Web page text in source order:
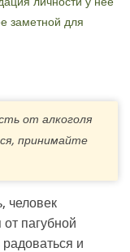
заметной для
от алкоголя
принимайте
человек
пагубной
и